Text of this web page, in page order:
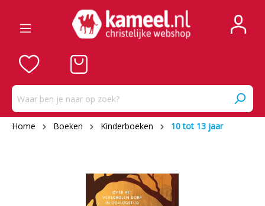
Home Boeken Kinderboeken 10 tot 13 jaar